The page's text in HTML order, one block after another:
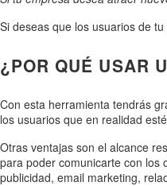
Si deseas que los usuarios de
¿POR QUÉ USAR
Con esta herramienta tendrás
los usuarios que en realidad
Otras ventajas son el alcance
para poder comunicarte con los
publicidad, email marketing,